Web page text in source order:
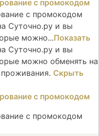
с промокодом
Суточно.ру и вы
можно...Показать
Суточно.ру и вы
можно обменять на
Скрыть
с промокодом